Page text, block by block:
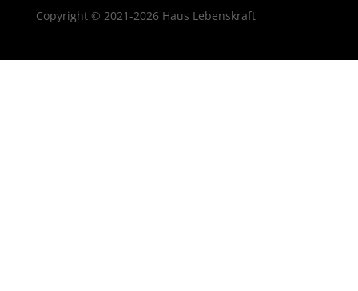
Copyright © 2021-2026 Haus Lebenskraft